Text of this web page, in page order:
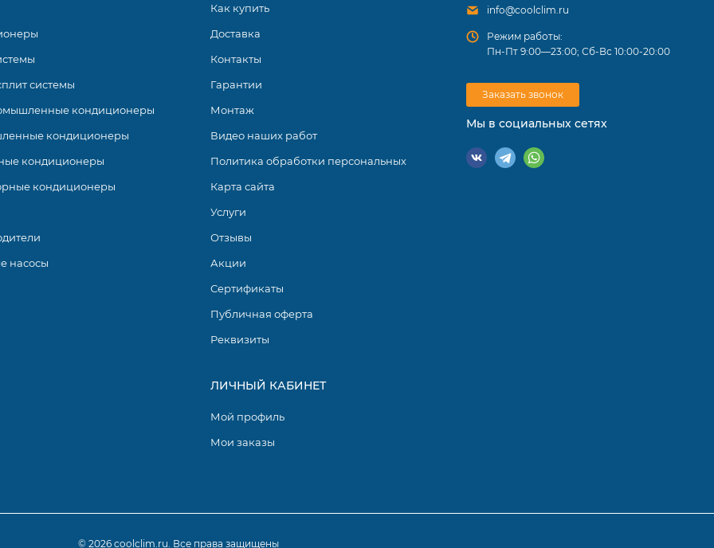
модели настенных сплит-систем инверторного типа. Лаконичный
украшением интерьера. Входящий в комплект поставки пульт
системы
кондиционеры
кондиционеры
кондиционеры
кондиционеры
насосы
Как купить
Доставка
Контакты
Гарантии
Монтаж
Видео наших работ
Политика обработки персональных
Карта сайта
Услуги
Отзывы
Акции
Сертификаты
Публичная оферта
Реквизиты
ЛИЧНЫЙ КАБИНЕТ
Мой профиль
Мои заказы
info@coolclim.ru
Режим работы:
Пн-Пт 9:00—23:00; Сб-Вс 10:00-20:00
Заказать звонок
Мы в социальных сетях
© 2026 coolclim.ru. Все права защищены